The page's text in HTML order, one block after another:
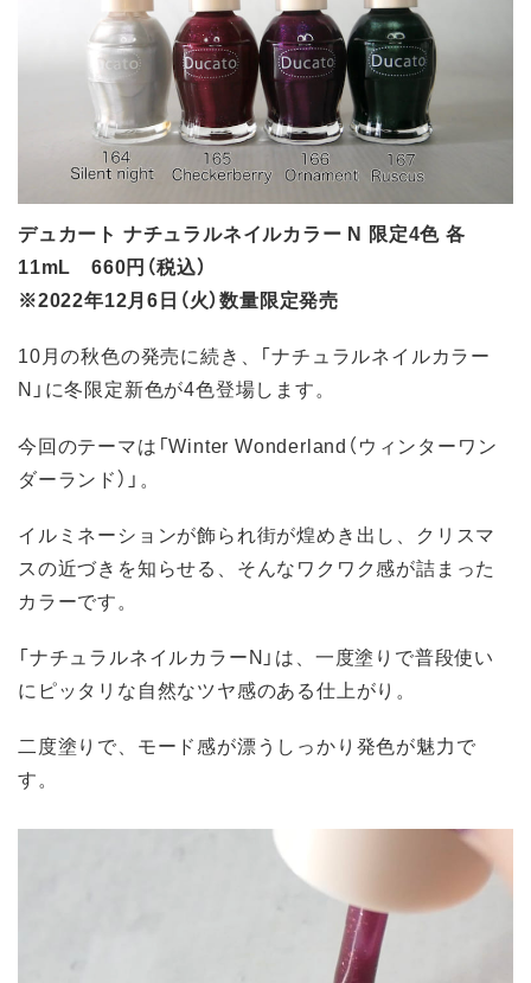
デュカート ナチュラルネイルカラー N 限定4色 各
11mL 660円（税込）
※2022年12月6日（火）数量限定発売
10月の秋色の発売に続き、「ナチュラルネイルカラー
N」に冬限定新色が4色登場します。
今回のテーマは「Winter Wonderland（ウィンターワン
ダーランド）」。
イルミネーションが飾られ街が煌めき出し、クリスマ
スの近づきを知らせる、そんなワクワク感が詰まった
カラーです。
「ナチュラルネイルカラーN」は、一度塗りで普段使い
にピッタリな自然なツヤ感のある仕上がり。
二度塗りで、モード感が漂うしっかり発色が魅力で
す。